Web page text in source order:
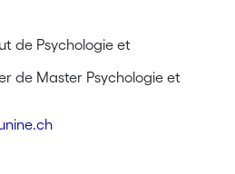
de Psychologie et
de Master Psychologie et